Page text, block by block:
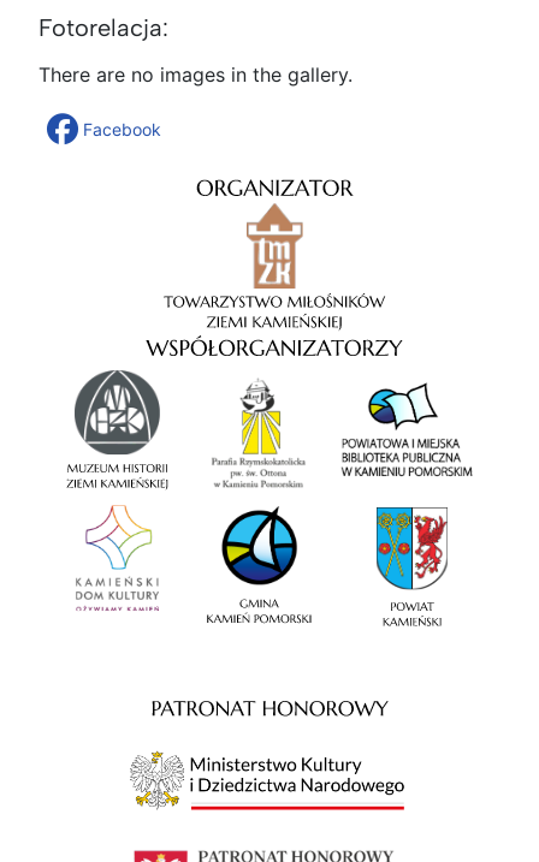
Fotorelacja:
There are no images in the gallery.
Facebook